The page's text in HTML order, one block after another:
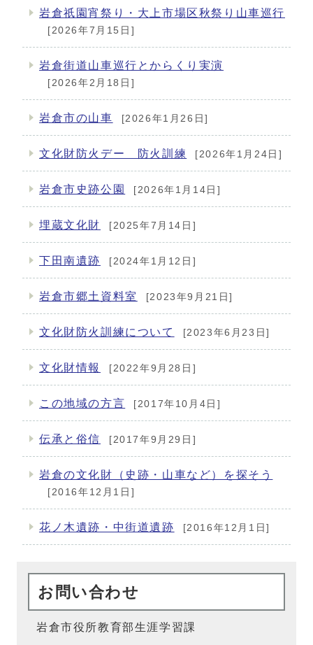
岩倉祇園宵祭り・大上市場区秋祭り山車巡行
[2026年7月15日]
岩倉街道山車巡行とからくり実演
[2026年2月18日]
岩倉市の山車 [2026年1月26日]
文化財防火デー 防火訓練 [2026年1月24日]
岩倉市史跡公園 [2026年1月14日]
埋蔵文化財 [2025年7月14日]
下田南遺跡 [2024年1月12日]
岩倉市郷土資料室 [2023年9月21日]
文化財防火訓練について [2023年6月23日]
文化財情報 [2022年9月28日]
この地域の方言 [2017年10月4日]
伝承と俗信 [2017年9月29日]
岩倉の文化財（史跡・山車など）を探そう
[2016年12月1日]
花ノ木遺跡・中街道遺跡 [2016年12月1日]
お問い合わせ
岩倉市役所教育部生涯学習課